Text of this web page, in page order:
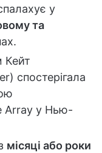
у
та
Кейт
спостерігала
Array у Нью-
місяці або роки